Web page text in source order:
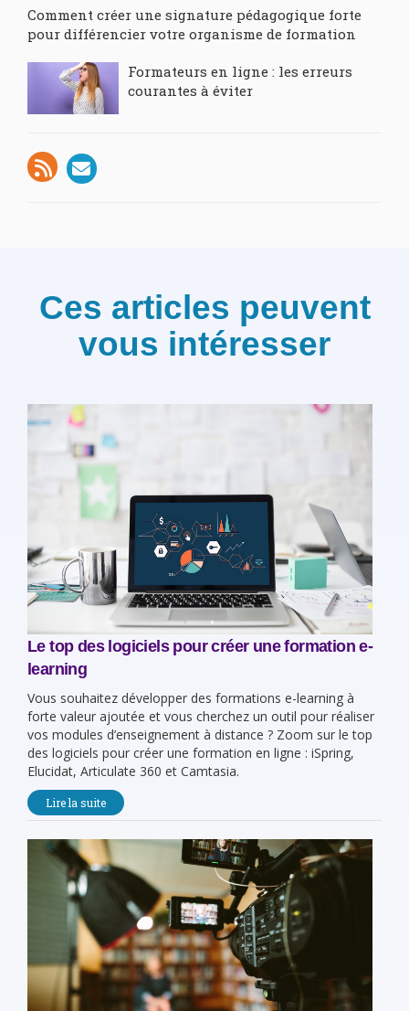
Comment créer une signature pédagogique forte
pour différencier votre organisme de formation
Formateurs en ligne : les erreurs
courantes à éviter
Ces articles peuvent
vous intéresser
Le top des logiciels pour créer une formation e-
learning
Vous souhaitez développer des formations e-learning à
forte valeur ajoutée et vous cherchez un outil pour réaliser
vos modules d’enseignement à distance ? Zoom sur le top
des logiciels pour créer une formation en ligne : iSpring,
Elucidat, Articulate 360 et Camtasia.
Lire la suite